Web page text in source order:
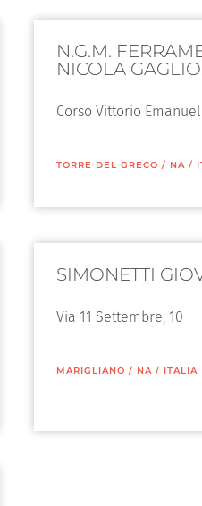
N.G.M.
NICOLA
Corso Vittorio
TORRE DEL GRECO / NA /
SIMONETTI
Via 11 Settembre, 10
MARIGLIANO / NA / ITALIA